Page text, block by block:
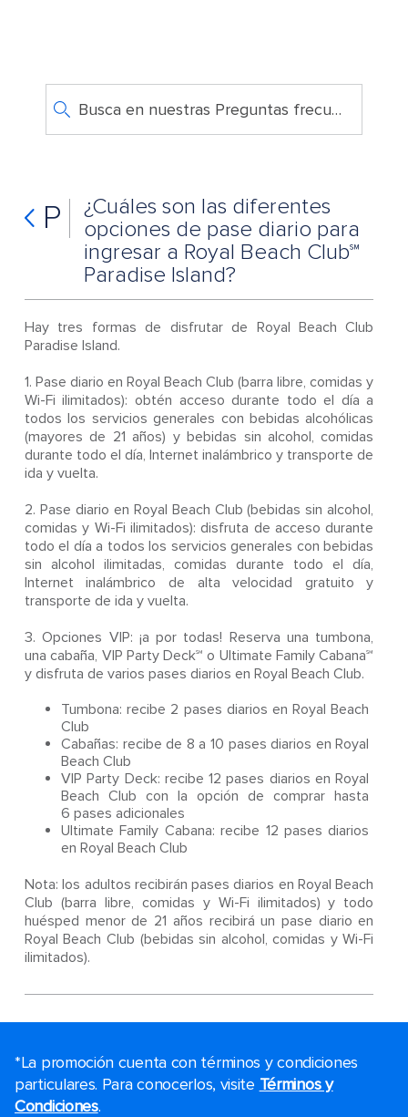
Busca en nuestras Preguntas frecuentes
P
¿Cuáles son las diferentes
opciones de pase diario para
ingresar a Royal Beach Club℠
Paradise Island?
Hay tres formas de disfrutar de Royal Beach Club
Paradise Island.
1. Pase diario en Royal Beach Club (barra libre, comidas y
Wi-Fi ilimitados): obtén acceso durante todo el día a
todos los servicios generales con bebidas alcohólicas
(mayores de 21 años) y bebidas sin alcohol, comidas
durante todo el día, Internet inalámbrico y transporte de
ida y vuelta.
2. Pase diario en Royal Beach Club (bebidas sin alcohol,
comidas y Wi-Fi ilimitados): disfruta de acceso durante
todo el día a todos los servicios generales con bebidas
sin alcohol ilimitadas, comidas durante todo el día,
Internet inalámbrico de alta velocidad gratuito y
transporte de ida y vuelta.
3. Opciones VIP: ¡a por todas! Reserva una tumbona,
una cabaña, VIP Party Deck℠ o Ultimate Family Cabana℠
y disfruta de varios pases diarios en Royal Beach Club.
Tumbona: recibe 2 pases diarios en Royal Beach
Club
Cabañas: recibe de 8 a 10 pases diarios en Royal
Beach Club
VIP Party Deck: recibe 12 pases diarios en Royal
Beach Club con la opción de comprar hasta
6 pases adicionales
Ultimate Family Cabana: recibe 12 pases diarios
en Royal Beach Club
Nota: los adultos recibirán pases diarios en Royal Beach
Club (barra libre, comidas y Wi-Fi ilimitados) y todo
huésped menor de 21 años recibirá un pase diario en
Royal Beach Club (bebidas sin alcohol, comidas y Wi-Fi
ilimitados).
*La promoción cuenta con términos y condiciones
particulares. Para conocerlos, visite Términos y
Condiciones.